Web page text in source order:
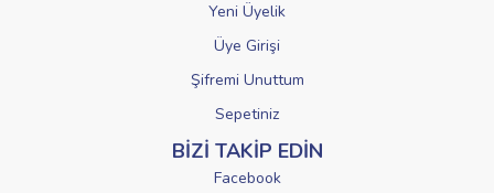
Yeni Üyelik
Üye Girişi
Şifremi Unuttum
Sepetiniz
BİZİ TAKİP EDİN
Facebook